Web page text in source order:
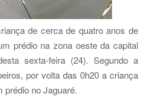
de cerca de quatro anos de
prédio na zona oeste da capital
sexta-feira (24). Segundo a
por volta das 0h20 a criança
prédio no Jaguaré.